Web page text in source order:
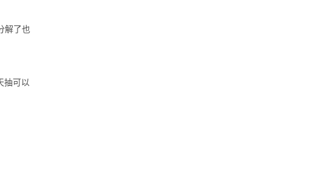
解了也
抽可以